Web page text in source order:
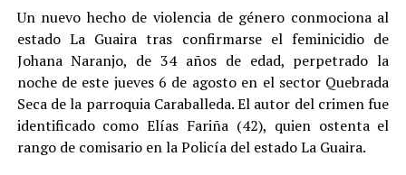
Un nuevo hecho de violencia de género conmociona al
estado La Guaira tras confirmarse el feminicidio de
Johana Naranjo, de 34 años de edad, perpetrado la
noche de este jueves 6 de agosto en el sector Quebrada
Seca de la parroquia Caraballeda. El autor del crimen fue
identificado como Elías Fariña (42), quien ostenta el
rango de comisario en la Policía del estado La Guaira.